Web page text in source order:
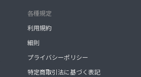
各種規定
利用規約
細則
プライバシーポリシー
特定商取引法に基づく表記